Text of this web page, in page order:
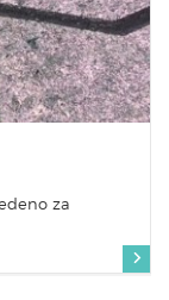
za